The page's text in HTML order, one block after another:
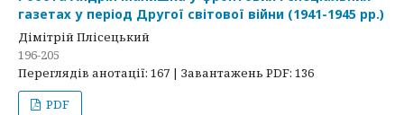
газетах у період Другої світової війни (1941-1945 рр.)
Дімітрій Плісецький
196-205
Переглядів анотації: 167 | Завантажень PDF: 136
PDF